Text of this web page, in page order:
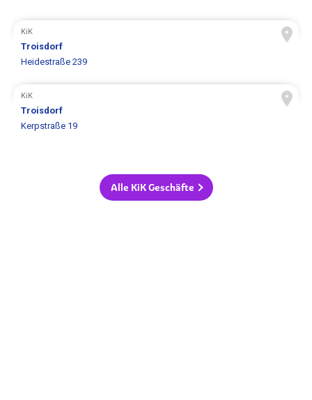
KiK
Troisdorf
Heidestraße 239
KiK
Troisdorf
Kerpstraße 19
Alle KiK Geschäfte